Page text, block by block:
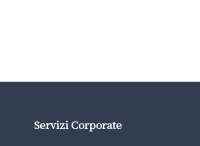
Servizi Corporate